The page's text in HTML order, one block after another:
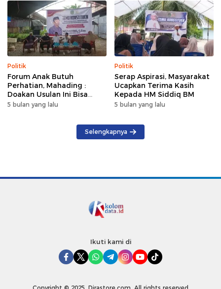
Politik
Forum Anak Butuh
Perhatian, Mahading :
Doakan Usulan Ini Bisa
Masuk APBD 2027
5 bulan yang lalu
Politik
Serap Aspirasi, Masyarakat
Ucapkan Terima Kasih
Kepada HM Siddiq BM
5 bulan yang lalu
Selengkapnya
Ikuti kami di